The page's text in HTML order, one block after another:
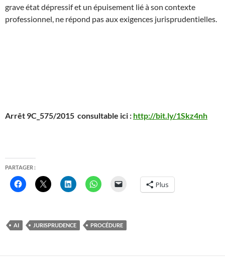
grave état dépressif et un épuisement lié à son contexte
professionnel, ne répond pas aux exigences jurisprudentielles.
Arrêt 9C_575/2015 consultable ici : http://bit.ly/1Skz4nh
PARTAGER :
Plus
AI JURISPRUDENCE PROCÉDURE